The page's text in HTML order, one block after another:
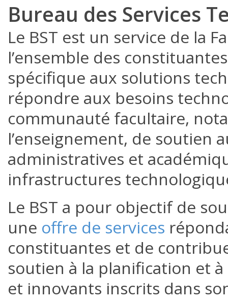
Bureau des Services
Le BST est un service de la
l’ensemble des
spécifique aux solutions
répondre aux besoins
communauté facultaire,
l’enseignement, de soutien
administratives et
infrastructures
Le BST a pour objectif de
une offre de services
constituantes et de
soutien à la planification et
et innovants inscrits dans